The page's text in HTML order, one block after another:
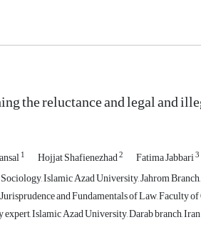
the reluctance and legal and
1 Hojjat Shafienezhad2 Fatima Jabbari3
Islamic Azad University, Jahrom
and Fundamentals of Law, Faculty
Islamic Azad University, Darab branch,